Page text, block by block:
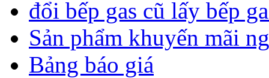
đổi bếp gas cũ lấy bếp
Sản phẩm khuyến mãi
Bảng báo giá